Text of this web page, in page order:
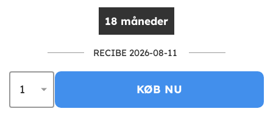
18 måneder
RECIBE 2026-08-11
KØB NU